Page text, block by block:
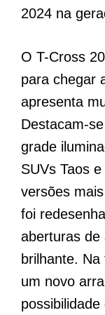
2024 na
O T-Cross
para chegar
apresenta
Destacam-
grade
SUVs Taos
versões
foi
aberturas de
brilhante.
um novo